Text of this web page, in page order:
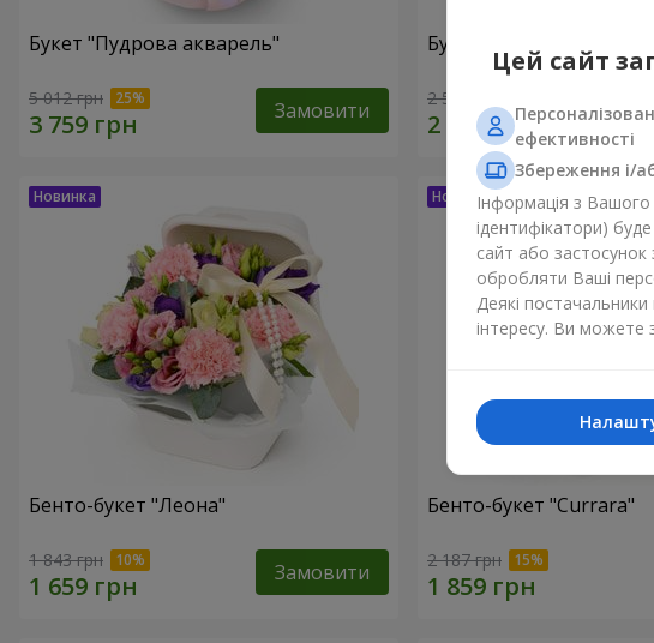
Букет "Пудрова акварель"
5 012 грн Замовити
Букет "Мрії збуваються"
2 540 грн
Бенто-букет "Леона"
1 843 грн Замовити
Бенто-букет "Currara"
2 187 грн
Цей сайт
ефективності
Збереження і/
Інформація з
ідентифікатори)
сайт або
обробляти Ваші
Деякі
інтересу. Ви можете